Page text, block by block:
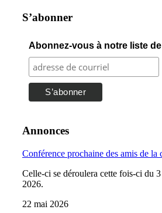
S’abonner
Abonnez-vous à notre liste
Annonces
Conférence prochaine des amis de la
Celle-ci se déroulera cette fois-ci du
2026.
22 mai 2026